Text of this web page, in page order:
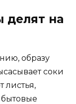
делят на
образу
соки
листья,